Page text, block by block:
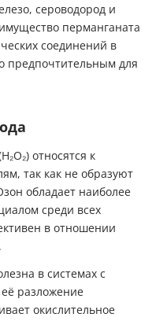
сероводород и
перманганата
соединений в
предпочтительным для
относятся к
так как не образуют
обладает наиболее
среди всех
в отношении
в системах с
разложение
окислительное